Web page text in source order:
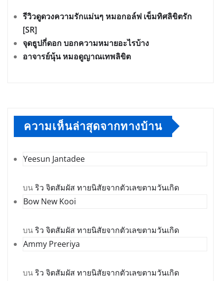
รีวิวดูดวงความรักแม่นๆ หมอกอล์ฟ เข็มทิศลิขิตรัก
[SR]
จุดธูปกี่ดอก บอกความหมายอะไรบ้าง
อาจารย์นุ้น หมอดูญาณเทพลิขิต
ความเห็นล่าสุดจากทางบ้าน
Yeesun Jantadee
บนริว จิตสัมผัส ทายนิสัยจากตัวเลขตามวันเกิด
Bow New Kooi
บนริว จิตสัมผัส ทายนิสัยจากตัวเลขตามวันเกิด
Ammy Preeriya
บนริว จิตสัมผัส ทายนิสัยจากตัวเลขตามวันเกิด